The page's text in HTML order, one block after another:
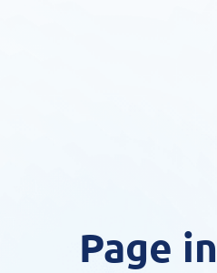
Page